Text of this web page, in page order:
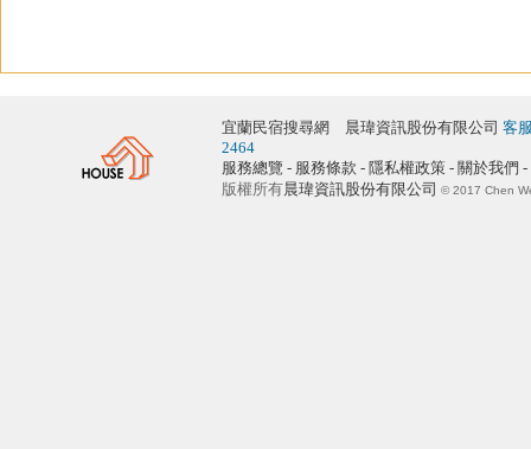
宜蘭民宿搜尋網 晨瑋資訊股份有限公司 客
2464
服務總覽 - 服務條款 - 隱私權政策 - 關於我們 -
版權所有晨瑋資訊股份有限公司 © 2017 Chen